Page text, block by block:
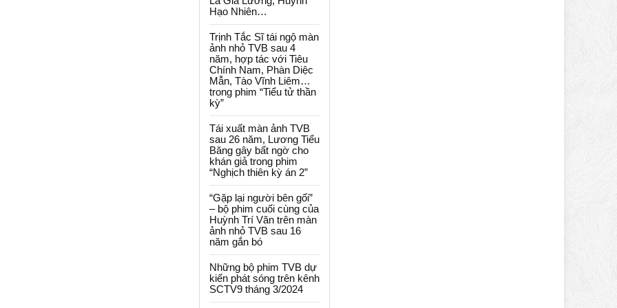
Hạo Nhiên…
Trịnh Tắc Sĩ tái ngộ màn
ảnh nhỏ TVB sau 4
năm, hợp tác với Tiêu
Chính Nam, Phàn Diệc
Mẫn, Tào Vĩnh Liêm…
trong phim “Tiểu tử thần
kỳ”
Tái xuất màn ảnh TVB
sau 26 năm, Lương Tiểu
Băng gây bất ngờ cho
khán giả trong phim
“Nghịch thiên kỳ án 2”
“Gặp lại người bên gối”
– bộ phim cuối cùng của
Huỳnh Trí Văn trên màn
ảnh nhỏ TVB sau 16
năm gắn bó
Những bộ phim TVB dự
kiến phát sóng trên kênh
SCTV9 tháng 3/2024